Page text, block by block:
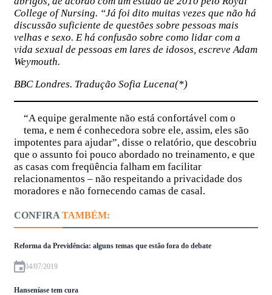
College of Nursing. “Já foi dito muitas vezes que não há
discussão suficiente de questões sobre pessoas mais
velhas e sexo. E há confusão sobre como lidar com a
vida sexual de pessoas em lares de idosos, escreve Adam
Weymouth.
BBC Londres. Tradução Sofia Lucena(*)
“A equipe geralmente não está confortável com o
tema, e nem é conhecedora sobre ele, assim, eles são
impotentes para ajudar”, disse o relatório, que descobriu
que o assunto foi pouco abordado no treinamento, e que
as casas com freqüência falham em facilitar
relacionamentos – não respeitando a privacidade dos
moradores e não fornecendo camas de casal.
CONFIRA TAMBÉM:
Reforma da Previdência: alguns temas que estão fora do debate
04/07/2019
Hanseníase tem cura